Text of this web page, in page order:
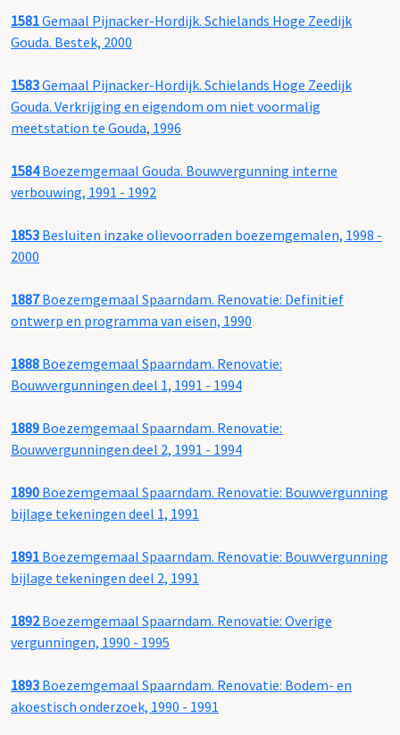
1581Gemaal Pijnacker-Hordijk. Schielands Hoge Zeedijk
Gouda. Bestek, 2000
1583Gemaal Pijnacker-Hordijk. Schielands Hoge Zeedijk
Gouda. Verkrijging en eigendom om niet voormalig
meetstation te Gouda, 1996
1584Boezemgemaal Gouda. Bouwvergunning interne
verbouwing, 1991 - 1992
1853 Besluiten inzake olievoorraden boezemgemalen, 1998 -
2000
1887Boezemgemaal Spaarndam. Renovatie: Definitief
ontwerp en programma van eisen, 1990
1888 Boezemgemaal Spaarndam. Renovatie:
Bouwvergunningen deel 1, 1991 - 1994
1889 Boezemgemaal Spaarndam. Renovatie:
Bouwvergunningen deel 2, 1991 - 1994
1890 Boezemgemaal Spaarndam. Renovatie: Bouwvergunning
bijlage tekeningen deel 1, 1991
1891 Boezemgemaal Spaarndam. Renovatie: Bouwvergunning
bijlage tekeningen deel 2, 1991
1892Boezemgemaal Spaarndam. Renovatie: Overige
vergunningen, 1990 - 1995
1893 Boezemgemaal Spaarndam. Renovatie: Bodem- en
akoestisch onderzoek, 1990 - 1991